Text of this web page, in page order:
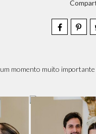
momento muito